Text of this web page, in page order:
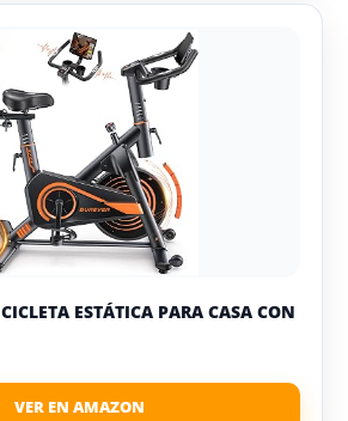
ESTÁTICA PARA CASA CON